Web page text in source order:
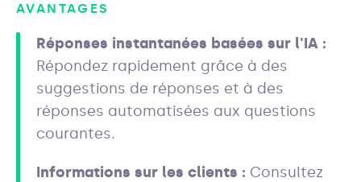
AVANTAGES
Réponses instantanées basées sur l'IA :
Répondez rapidement grâce à des
suggestions de réponses et à des
réponses automatisées aux questions
courantes.
Informations sur les clients : Consultez